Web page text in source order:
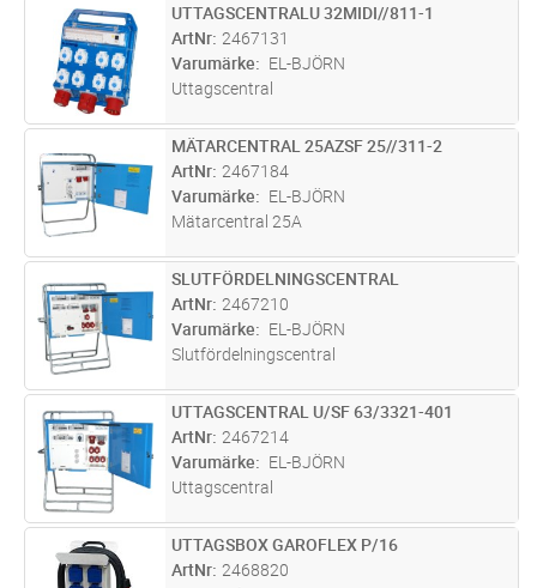
ST Lägg i kundvagn
UTTAGSCENTRALU 32MIDI//811-1
ArtNr 2467131
Varumärke
EL-BJÖRN
Uttagscentral
ST Lägg i kundvagn
MÄTARCENTRAL 25AZSF 25//311-2
ArtNr 2467184
Varumärke
EL-BJÖRN
Mätarcentral 25A
ST Lägg i kundvagn
SLUTFÖRDELNINGSCENTRAL
ArtNr 2467210
Varumärke
EL-BJÖRN
Slutfördelningscentral
ST Lägg i kundvagn
UTTAGSCENTRAL U/SF 63/3321-401
ArtNr 2467214
Varumärke
EL-BJÖRN
Uttagscentral
ST Lägg i kundvagn
UTTAGSBOX GAROFLEX P/16
ArtNr 2468820